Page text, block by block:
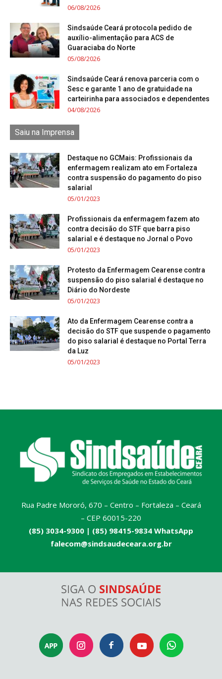
06/08/2026
Sindsaúde Ceará protocola pedido de
auxílio-alimentação para ACS de
Guaraciaba do Norte
05/08/2026
Sindsaúde Ceará renova parceria com o
Sesc e garante 1 ano de gratuidade na
carteirinha para associados e dependentes
04/08/2026
Saiu na Imprensa
Destaque no GCMais: Profissionais da
enfermagem realizam ato em Fortaleza
contra suspensão do pagamento do piso
salarial
05/01/2023
Profissionais da enfermagem fazem ato
contra decisão do STF que barra piso
salarial e é destaque no Jornal o Povo
05/01/2023
Protesto da Enfermagem Cearense contra
suspensão do piso salarial é destaque no
Diário do Nordeste
05/01/2023
Ato da Enfermagem Cearense contra a
decisão do STF que suspende o pagamento
do piso salarial é destaque no Portal Terra
da Luz
05/01/2023
Rua Padre Mororó, 670 – Centro – Fortaleza – Ceará
– CEP 60015-220
(85) 3034-9300 | (85) 98415-9834 WhatsApp
falecom@sindsaudeceara.org.br